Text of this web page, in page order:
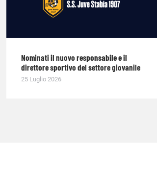
Nominati il nuovo responsabile e il
direttore sportivo del settore giovanile
25 Luglio 2026